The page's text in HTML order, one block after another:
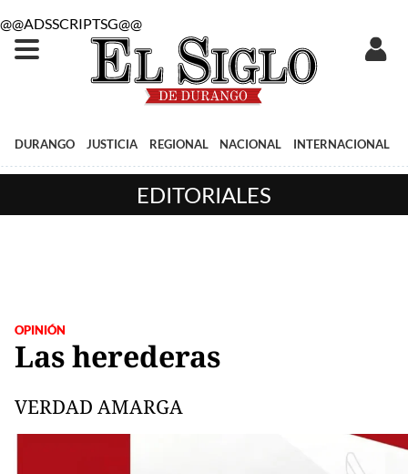
@@ADSSCRIPTSG@@
DURANGO JUSTICIA REGIONAL NACIONAL INTERNACIONAL
EDITORIALES
OPINIÓN
Las herederas
VERDAD AMARGA